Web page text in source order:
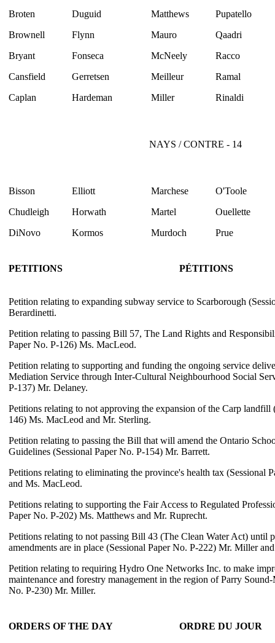
Broten
Brownell
Bryant
Cansfield
Caplan
Duguid
Flynn
Fonseca
Gerretsen
Hardeman
Matthews
Mauro
McNeely
Meilleur
Miller
Pupatello
Qaadri
Racco
Ramal
Rinaldi
NAYS / CONTRE - 14
Bisson
Chudleigh
DiNovo
Elliott
Horwath
Kormos
Marchese
Martel
Murdoch
O'Toole
Ouellette
Prue
PETITIONS PÉTITIONS
Petition relating to expanding subway service to Scarborough
Berardinetti.
Petition relating to passing Bill 57, The Land Rights and
Paper No. P-126) Ms. MacLeod.
Petition relating to supporting and funding the ongoing service
Mediation Service through Inter-Cultural Neighbourhood Social
P-137) Mr. Delaney.
Petitions relating to not approving the expansion of the Carp landfill
146) Ms. MacLeod and Mr. Sterling.
Petition relating to passing the Bill that will amend the Ontario
Guidelines (Sessional Paper No. P-154) Mr. Barrett.
Petitions relating to eliminating the province's health tax (Sessional
and Ms. MacLeod.
Petitions relating to supporting the Fair Access to Regulated
Paper No. P-202) Ms. Matthews and Mr. Ruprecht.
Petitions relating to not passing Bill 43 (The Clean Water Act) until
amendments are in place (Sessional Paper No. P-222) Mr. Miller
Petition relating to requiring Hydro One Networks Inc. to make
maintenance and forestry management in the region of Parry
No. P-230) Mr. Miller.
ORDERS OF THE DAY ORDRE DU JOUR